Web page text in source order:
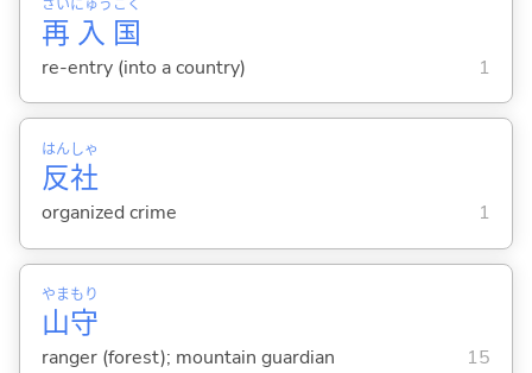
再
さい
入
にゅう
国
こく
re-entry (into a country) 1
反
はん
社
しゃ
organized crime 1
山
やま
守
もり
ranger (forest); mountain guardian 15